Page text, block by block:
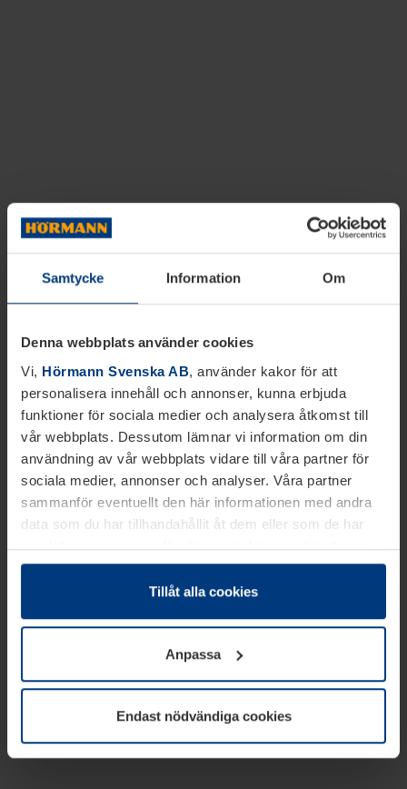
Samtycke Information Om
Denna webbplats använder cookies
Vi, Hörmann Svenska AB, använder kakor för att
personalisera innehåll och annonser, kunna erbjuda
funktioner för sociala medier och analysera åtkomst till
vår webbplats. Dessutom lämnar vi information om din
användning av vår webbplats vidare till våra partner för
sociala medier, annonser och analyser. Våra partner
sammanför eventuellt den här informationen med andra
data som du har tillhandahållit åt dem eller som de har
samlat in inom ramen för din användning av tjänsterna.
Juridiskt kan vi lagra kakor på din enhet, om de är
absolut nödvändiga för driften av den här webbplatsen.
godkännande kan du när som helst ändra eller återkalla i
informationen om kakor underDataskyddsförklaring
vår webbplats.
Tillåt alla cookies
Anpassa
Endast nödvändiga cookies